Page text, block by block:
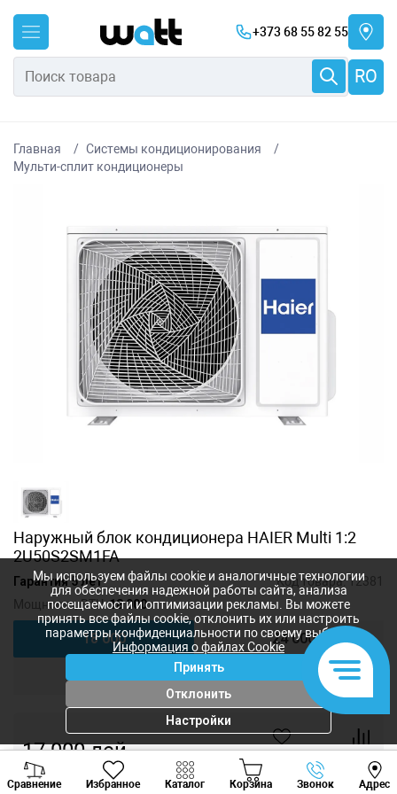
+373 68 55 82 55
RO
Главная
Системы кондиционирования
Мульти-сплит кондиционеры
Наружный блок кондиционера HAIER Multi 1:2
2U50S2SM1FA
Гарантия 5 лет Код товара:12381
Мощность, BTU:18 000
18 000 24 000
17 000лей
Сравнение Избранное Каталог Корзина Звонок Адрес
Viber Whatsapp
Мы используем файлы cookie и аналогичные технологии
для обеспечения надежной работы сайта, анализа
посещаемости и оптимизации рекламы. Вы можете
принять все файлы cookie, отклонить их или настроить
параметры конфиденциальности по своему выбору.
Информация о файлах Cookie
Принять
Отклонить
Настройки